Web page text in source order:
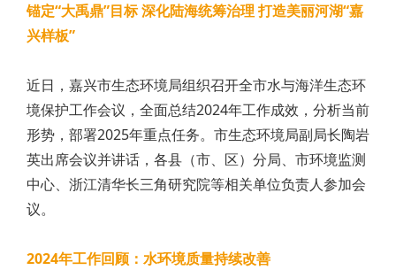
锚定“大禹鼎”目标 深化陆海统筹治理 打造美丽河湖“嘉
兴样板”
近日，嘉兴市生态环境局组织召开全市水与海洋生态环
境保护工作会议，全面总结2024年工作成效，分析当前
形势，部署2025年重点任务。市生态环境局副局长陶岩
英出席会议并讲话，各县（市、区）分局、市环境监测
中心、浙江清华长三角研究院等相关单位负责人参加会
议。
2024年工作回顾：水环境质量持续改善